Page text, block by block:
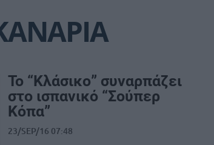
Το “Κλάσικο” συναρπάζει
στο ισπανικό “Σούπερ
Κόπα”
23/SEP/16 07:48